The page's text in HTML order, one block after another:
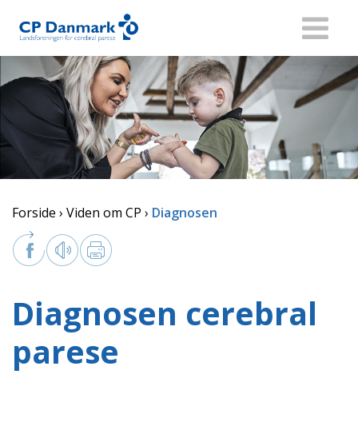
Forside Viden om CP Diagnosen
Diagnosen cerebral
parese